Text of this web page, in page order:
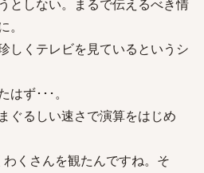
としない。まるで伝えるべき情
しくテレビを見ているというシ
ず･･･。
ぐるしい速さで演算をはじめ
くさんを観たんですね。そ